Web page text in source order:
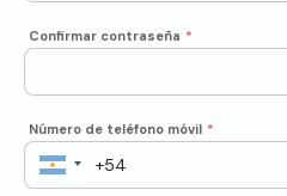
Confirmar contraseña *
Número de teléfono móvil *